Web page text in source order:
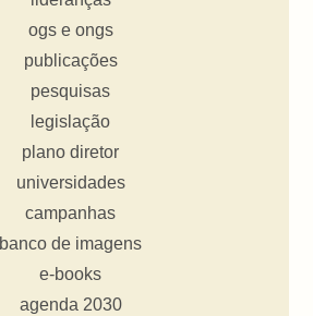
ogs e ongs
publicações
pesquisas
legislação
plano diretor
universidades
campanhas
banco de imagens
e-books
agenda 2030